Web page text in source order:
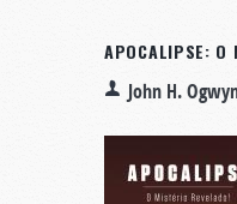
APOCALIPSE: O
John H.